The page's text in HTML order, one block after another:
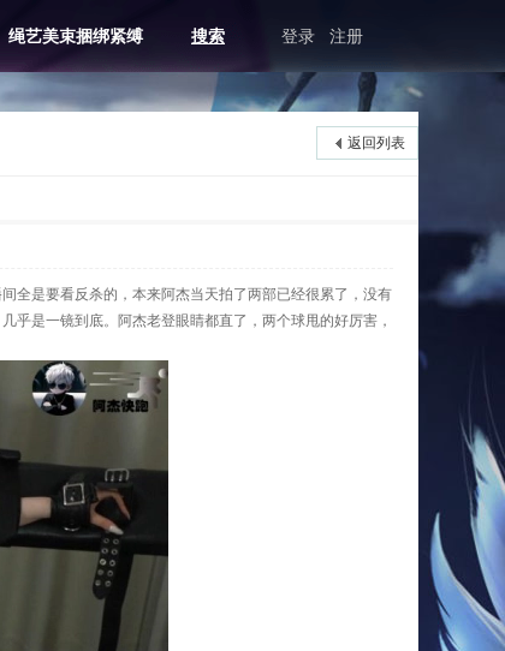
绳艺美束捆绑紧缚 搜索 登录 注册
返回列表
全是要看反杀的，本来阿杰当天拍了两部已经很累了，没有
乎是一镜到底。阿杰老登眼睛都直了，两个球甩的好厉害，